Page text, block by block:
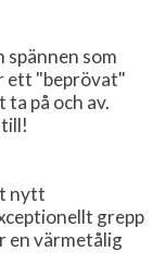
som
ett "beprövat"
på och av.
nytt
grepp
en värmetålig